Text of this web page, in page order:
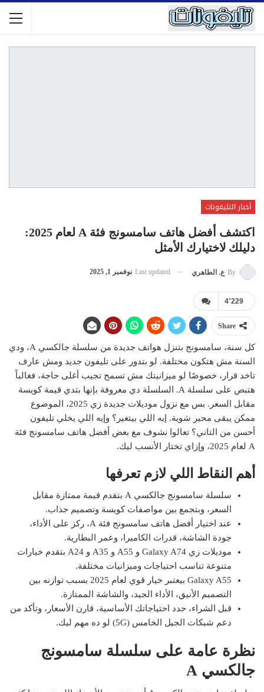
أخبار التليفونات
اكتشف أفضل هاتف سامسونج فئة A لعام 2025:
دليلك لاختيارك الأمثل
By ع. الطاهري Last updated نوفمبر 1, 2025
4٬229
Share
كل سنة، سامسونج بتنزل هواتف جديدة من سلسلة جالكسي A، ودي
السنة مش هتكون مختلفة. لو بتدور على تليفون جديد ومش عارف
تاخد قرار، خصوصًا لو ميزانيتك مش تسمح تجيب أغلى حاجة، فغالباً
هتبص على سلسلة A. السلسلة دي معروفة بإنها بتدي قيمة كويسة
مقابل السعر. بس مع نزول موديلات جديدة زي 2025، الموضوع
ممكن يبقى محير شوية. إيه اللي بيتغير؟ وإيه اللي يخلي تليفون
أحسن من التاني؟ تعالوا نشوف مع بعض أفضل هاتف سامسونج فئة
A لعام 2025، وإزاي تختار الأنسب ليك.
أهم النقاط اللي لازم تعرفها
سلسلة سامسونج جالكسي A بتقدم قيمة ممتازة مقابل
السعر، وبتجمع بين مواصفات كويسة وتصميم جذاب.
عند اختيار أفضل هاتف سامسونج فئة A، ركز على الأداء،
جودة الشاشة، قدرات الكاميرا، وعمر البطارية.
موديلات زي Galaxy A74 و A55 و A35 و A24 بتقدم خيارات
متنوعة تناسب احتياجات وميزانيات مختلفة.
Galaxy A55 بيعتبر خيار قوي لعام 2025 بسبب توازنه بين
التصميم الأنيق، الأداء الجيد، والشاشة الممتازة.
قبل الشراء، حدد احتياجاتك الأساسية، قارن الأسعار، وتأكد من
دعم شبكات الجيل الخامس (5G) لو ده مهم ليك.
نظرة عامة على سلسلة سامسونج
جالكسي A